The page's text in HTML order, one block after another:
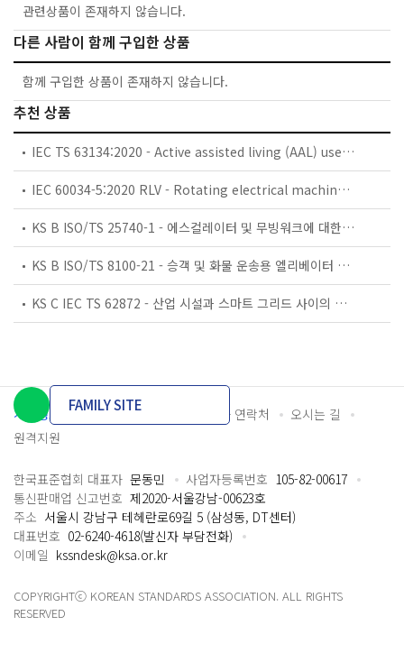
관련상품이 존재하지 않습니다.
다른 사람이 함께 구입한 상품
함께 구입한 상품이 존재하지 않습니다.
추천 상품
IEC TS 63134:2020 - Active assisted living (AAL) use cases
IEC 60034-5:2020 RLV - Rotating electrical machines - Part 5: Degrees of protection provided by the integral design of rotating electrical machines (IP code) - Classification
KS B ISO/TS 25740-1 - 에스컬레이터 및 무빙워크에 대한 안전요건 — 제1부: 세계공통 필수 안전요건(GESRs)
KS B ISO/TS 8100-21 - 승객 및 화물 운송용 엘리베이터 —제21부: 세계공통 필수안전요건(GESRs)을 충족하는 세계공통 안전 파라미터(GSPs)
KS C IEC TS 62872 - 산업 시설과 스마트 그리드 사이의 산업 공정 측정, 제어 및 자동화 시스템 인터페이스
개인정보처리방침 이용약관 담당자 연락처
오시는 길
원격지원
FAMILY SITE
한국표준협회 대표자 문동민 사업자등록번호 105-82-00617
통신판매업 신고번호 제2020-서울강남-00623호
주소 서울시 강남구 테헤란로69길 5 (삼성동, DT센터)
대표번호 02-6240-4618(발신자 부담전화)
이메일 kssndesk@ksa.or.kr
COPYRIGHTⓒ KOREAN STANDARDS ASSOCIATION. ALL RIGHTS
RESERVED